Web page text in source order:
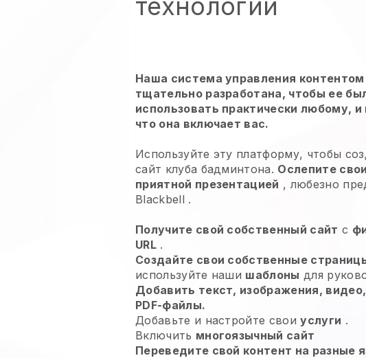
технологий
Наша система управления
тщательно разработана, чтобы ее
использовать практически любому,
что она включает вас.
Используйте эту платформу, чтобы
сайт клуба бадминтона. Ослепите
приятной презентацией , любезно
Blackbell .
Получите свой собственный сайт с
URL.
Создайте свои собственные
используйте наши шаблоны для
Добавить текст, изображения,
PDF-файлы.
Добавьте и настройте своиуслуги .
Включить многоязычный сайт
Переведите свой контент на разные